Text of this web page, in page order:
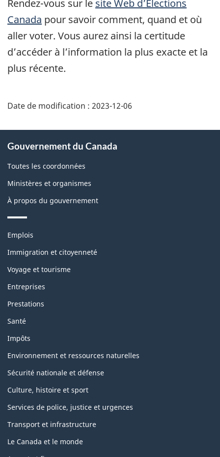
Rendez-vous sur le site Web d’Élections
Canada pour savoir comment, quand et où
aller voter. Vous aurez ainsi la certitude
d’accéder à l’information la plus exacte et la
plus récente.
Date de modification : 2023-12-06
propos
de
ce
Gouvernement du Canada
Toutes les coordonnées
Ministères et organismes
À propos du gouvernement
Thèmes
sujets
Emplois
Immigration et citoyenneté
Voyage et tourisme
Entreprises
Prestations
Santé
Impôts
Environnement et ressources naturelles
Sécurité nationale et défense
Culture, histoire et sport
Services de police, justice et urgences
Transport et infrastructure
Le Canada et le monde